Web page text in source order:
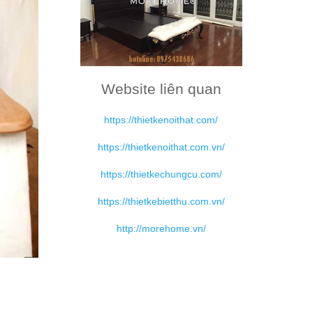
Website liên quan
https://thietkenoithat.com/
https://thietkenoithat.com.vn/
https://thietkechungcu.com/
https://thietkebietthu.com.vn/
http://morehome.vn/